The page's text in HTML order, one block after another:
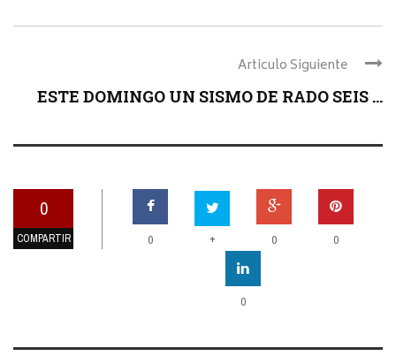
Articulo Siguiente
ESTE DOMINGO UN SISMO DE RADO SEIS ...
0
COMPARTIR 0 + 0 0
0